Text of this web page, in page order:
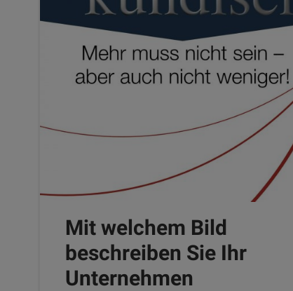
Mit welchem Bild
beschreiben Sie Ihr
Unternehmen